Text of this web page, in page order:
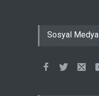
Sosyal Medya